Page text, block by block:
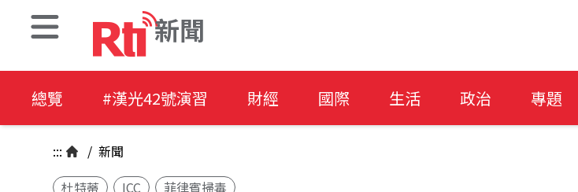
新聞
總覽 #漢光42號演習 財經 國際 生活 政治 專題
::: / 新聞
杜特蒂
ICC 菲律賓掃毒